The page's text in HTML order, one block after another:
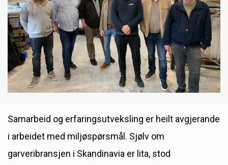
Reinsdyrhorn
Samarbeid og erfaringsutveksling er heilt avgjerande
i arbeidet med miljøspørsmål. Sjølv om
garveribransjen i Skandinavia er lita, stod